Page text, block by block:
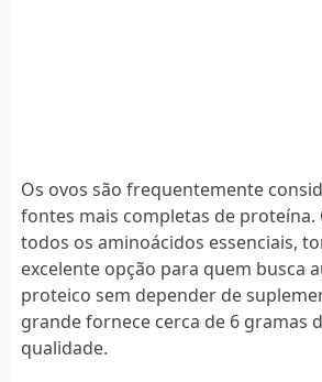
Os ovos são frequentemente
fontes mais completas de proteína.
todos os aminoácidos essenciais,
excelente opção para quem busca
proteico sem depender de
grande fornece cerca de 6 gramas
qualidade.